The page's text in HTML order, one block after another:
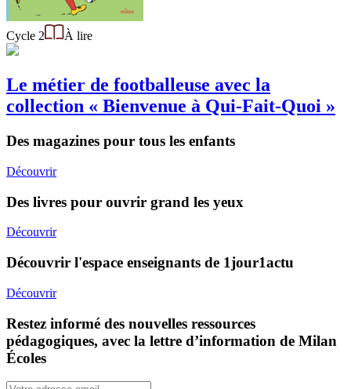
Cycle 2 À lire
Le métier de footballeuse avec la
collection « Bienvenue à Qui-Fait-Quoi »
Des magazines pour tous les enfants
Découvrir
Des livres pour ouvrir grand les yeux
Découvrir
Découvrir l'espace enseignants de 1jour1actu
Découvrir
Restez informé des nouvelles ressources
pédagogiques, avec la lettre d’information de Milan
Écoles